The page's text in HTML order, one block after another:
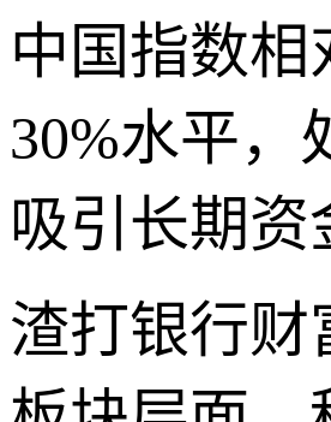
中国指数
30%水平，
吸引长期资
渣打银行